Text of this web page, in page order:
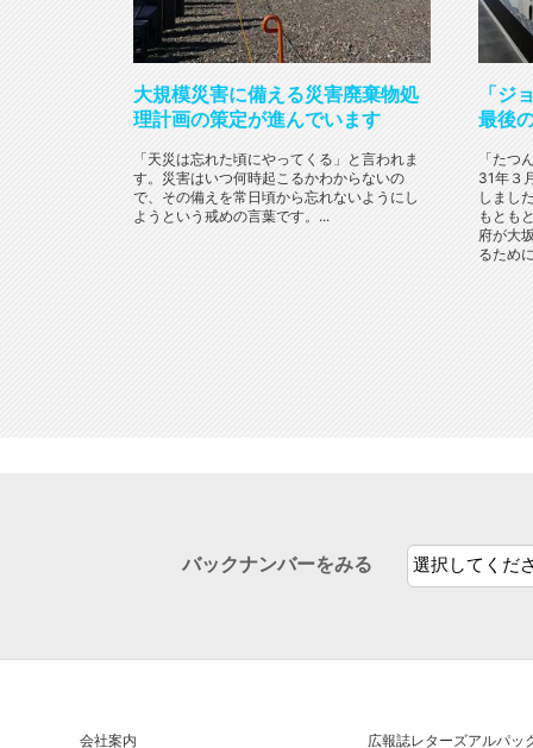
大規模災害に備える災害廃棄物処
理計画の策定が進んでいます
「天災は忘れた頃にやってくる」と言われま
す。災害はいつ何時起こるかわからないの
で、その備えを常日頃から忘れないようにし
ようという戒めの言葉です。...
「ジ
最後
「たつ
31年３
しました
もとも
府が大
るため
バックナンバーをみる
会社案内 広報誌レターズアルパッ